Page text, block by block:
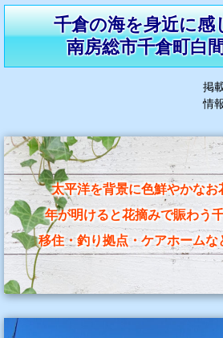
千倉の海を身近に感
南房総市千倉町白
掲
情
太平洋を背景に色鮮やかなお
年が明けると花摘みで賑わう
移住・釣り拠点・ケアホームな